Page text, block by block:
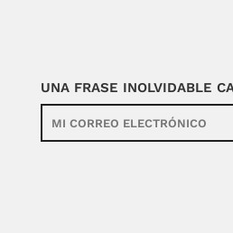
UNA FRASE INOLVIDABLE